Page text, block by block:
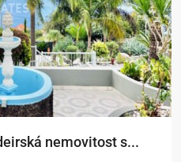
nemovitost s...